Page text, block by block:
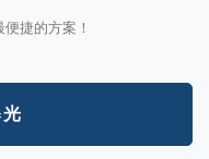
捷的方案！